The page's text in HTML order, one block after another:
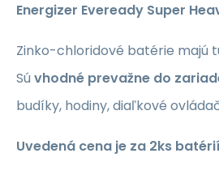
Energizer Eveready Super
Zinko-chloridové batérie majú
Sú vhodné prevažne do
budíky, hodiny, diaľkové
Uvedená cena je za 2ks